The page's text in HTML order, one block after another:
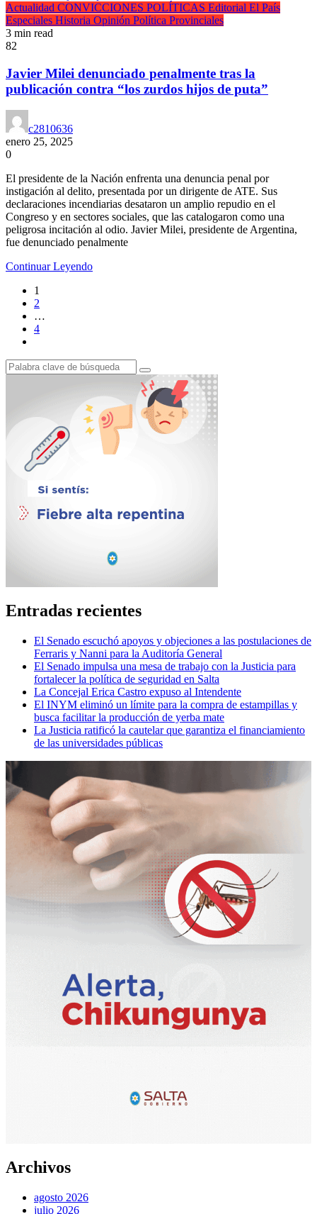
Actualidad CONVICCIONES POLÍTICAS Editorial El País
Especiales Historia Opinión Política Provinciales
3 min read
82
Javier Milei denunciado penalmente tras la
publicación contra “los zurdos hijos de puta”
c2810636
enero 25, 2025
0
El presidente de la Nación enfrenta una denuncia penal por
instigación al delito, presentada por un dirigente de ATE. Sus
declaraciones incendiarias desataron un amplio repudio en el
Congreso y en sectores sociales, que las catalogaron como una
peligrosa incitación al odio. Javier Milei, presidente de Argentina,
fue denunciado penalmente
Continuar Leyendo
1
2
…
4
Entradas recientes
El Senado escuchó apoyos y objeciones a las postulaciones de
Ferraris y Nanni para la Auditoría General
El Senado impulsa una mesa de trabajo con la Justicia para
fortalecer la política de seguridad en Salta
La Concejal Erica Castro expuso al Intendente
El INYM eliminó un límite para la compra de estampillas y
busca facilitar la producción de yerba mate
La Justicia ratificó la cautelar que garantiza el financiamiento
de las universidades públicas
Archivos
agosto 2026
julio 2026